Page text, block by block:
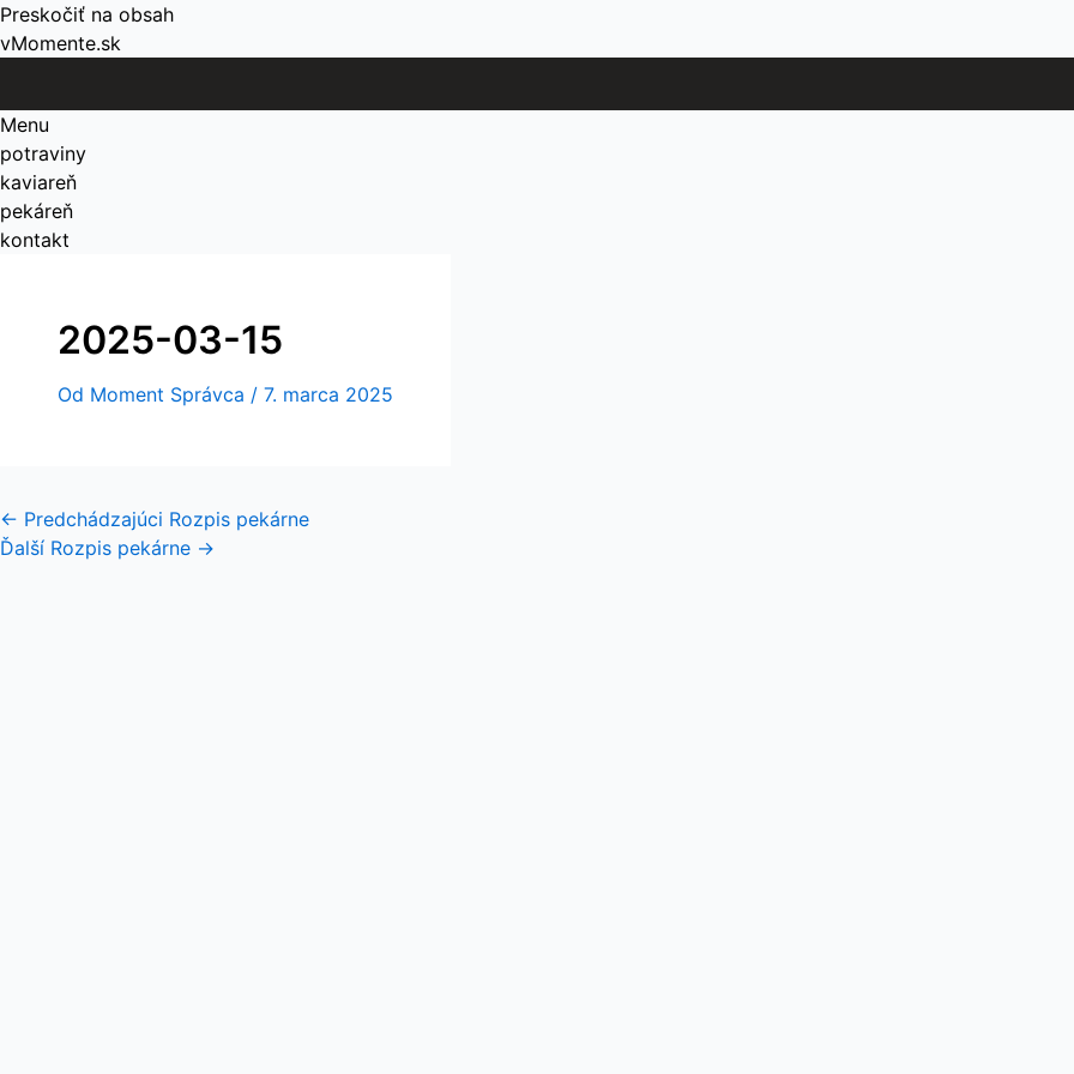
Preskočiť na obsah
vMomente.sk
Menu
potraviny
kaviareň
pekáreň
kontakt
2025-03-15
Od Moment Správca / 7. marca 2025
← Predchádzajúci Rozpis pekárne
Ďalší Rozpis pekárne →